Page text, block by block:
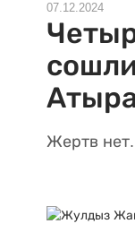
07.12.2024
Жертв нет.